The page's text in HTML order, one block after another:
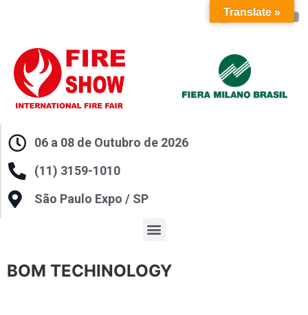
06 a 08 de Outubro de 2026
(11) 3159-1010
São Paulo Expo / SP
BOM TECHINOLOGY
Translate »